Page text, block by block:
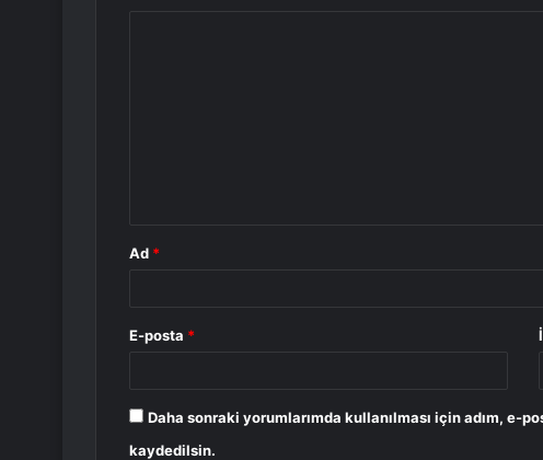
Ad *
E-posta *
Daha sonraki yorumlarımda kullanılması için adım, e-
kaydedilsin.